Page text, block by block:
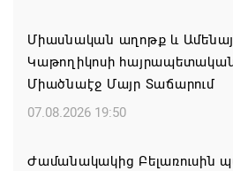
Միասնական աղոթք և
Կաթողիկոսի
Միածնաէջ Մայր Տաճարում
07.08.2026 19:50
Ժամանակակից Բելառուսին